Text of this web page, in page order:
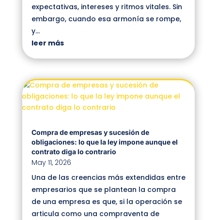
expectativas, intereses y ritmos vitales. Sin
embargo, cuando esa armonía se rompe,
y...
leer más
Compra de empresas y sucesión de
obligaciones: lo que la ley impone aunque el
contrato diga lo contrario
May 11, 2026
Una de las creencias más extendidas entre
empresarios que se plantean la compra
de una empresa es que, si la operación se
articula como una compraventa de